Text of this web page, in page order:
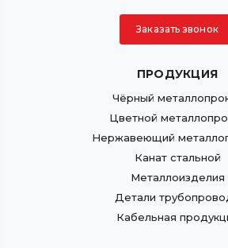
Заказать звонок
ПРОДУКЦИЯ
Чёрный
Цветной
Нержавеющий
Канат стальной
Металлоизделия
Детали
Кабельная